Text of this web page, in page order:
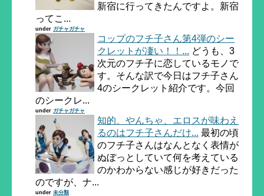
新宿に行ってきたんですよ。新宿
ってこ...
under ガチャガチャ
コップのフチ子さん第4弾のシー
クレットが凄い！！... どうも、3
次元のフチ子に恋しているモノで
す。そんな訳で今日はフチ子さん
4のシークレット紹介です。今回
のシークレ...
under ガチャガチャ
知的、やんちゃ、エロスが味わえ
るのはフチ子さんだけ... 最初の頃
のフチ子さんはなんとなく表情が
ぬぼっとしていて何を考えている
のかわからない感じが好きだった
のですが、ナ...
under 未分類